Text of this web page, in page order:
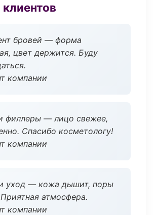
бровей — форма
цвет держится. Буду
компании
филлеры — лицо свежее,
Спасибо косметологу!
компании
уход — кожа дышит, поры
атмосфера.
компании